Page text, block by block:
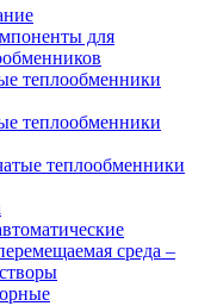
для
теплообменники
теплообменники
теплообменники
среда –